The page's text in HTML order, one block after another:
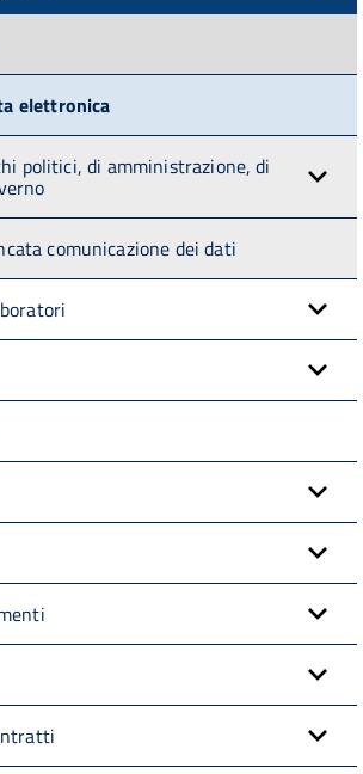
elettronica
politici, di amministrazione, di
comunicazione dei dati